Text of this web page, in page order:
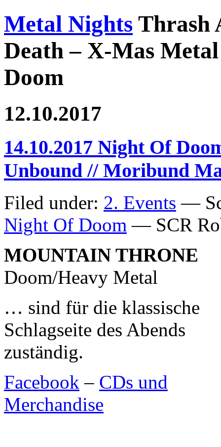
Metal Nights Thrash
Death – X-Mas
Doom
12.10.2017
14.10.2017 Night Of
Unbound // Moribund
Filed under: 2. Events —
Night Of Doom — SCR
MOUNTAIN THRONE
Doom/Heavy Metal
… sind für die klassische
Schlagseite des Abends
zuständig.
Facebook – CDs und
Merchandise